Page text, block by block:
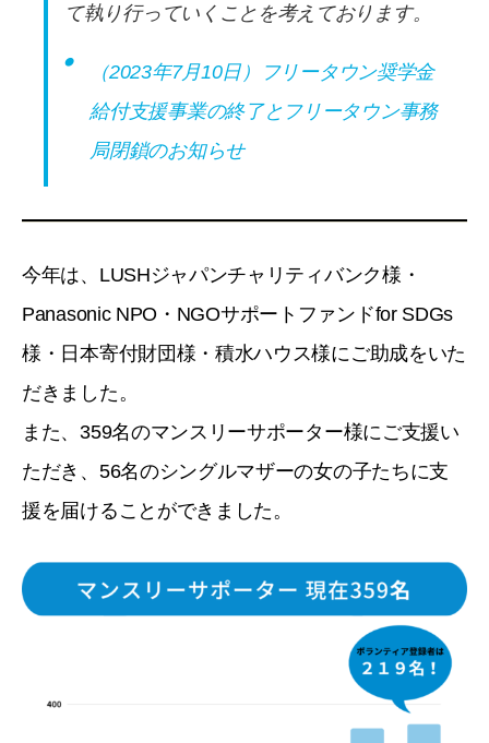
て執り行っていくことを考えております。
（2023年7月10日）フリータウン奨学金
給付支援事業の終了とフリータウン事務
局閉鎖のお知らせ
今年は、LUSHジャパンチャリティバンク様・
Panasonic NPO・NGOサポートファンドfor SDGs
様・日本寄付財団様・積水ハウス様にご助成をいた
だきました。
また、359名のマンスリーサポーター様にご支援い
ただき、56名のシングルマザーの女の子たちに支
援を届けることができました。